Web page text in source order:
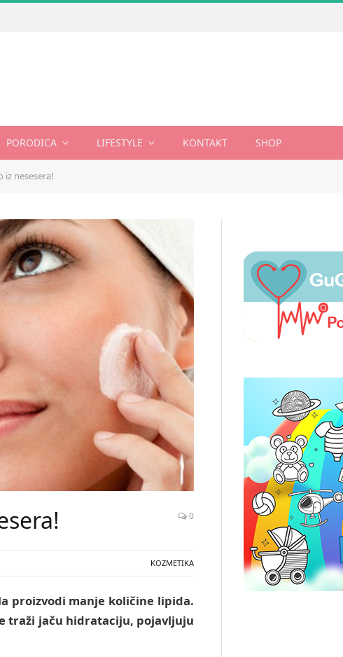
PORODICA LIFESTYLE KONTAKT SHOP
iz nesesera!
0
KOZMETIKA
proizvodi manje količine lipida.
traži jaču hidrataciju, pojavljuju